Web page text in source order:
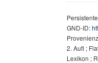
GND-ID:
2. Aufl ;
Lexikon ;